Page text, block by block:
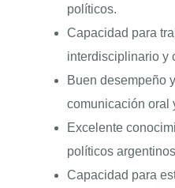
políticos.
Capacidad para
interdisciplinario y
Buen desempeño
comunicación oral
Excelente
políticos
Capacidad para